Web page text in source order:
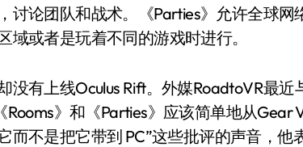
讨论团队和战术。《Parties》允许全球网
或者是玩着不同的游戏时进行。
没有上线Oculus Rift。外媒RoadtoVR最近
》和《Parties》应该简单地从Gear
而不是把它带到 PC”这些批评的声音，他